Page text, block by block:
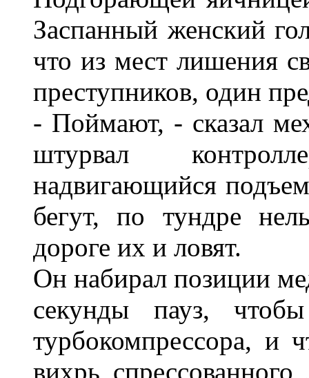
Заспанный женский
что из мест лишения
преступников, один
- Поймают, - сказал
штурвал
надвигающийся
бегут, по тундре
дороге их и ловят.
Он набирал позиции
секунды пауз,
турбокомпрессора, и
вихрь